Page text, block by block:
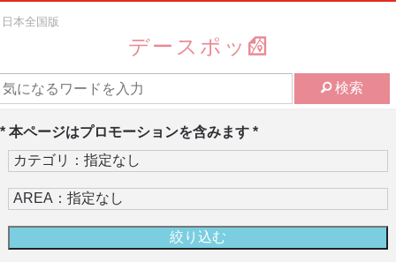
日本全国版
デースポッ
検索
* 本ページはプロモーションを含みます *